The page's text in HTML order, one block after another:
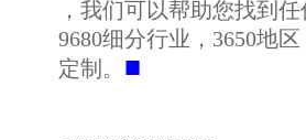
，我们可以帮助您找到
9680细分行业，3650地
定制。 ■